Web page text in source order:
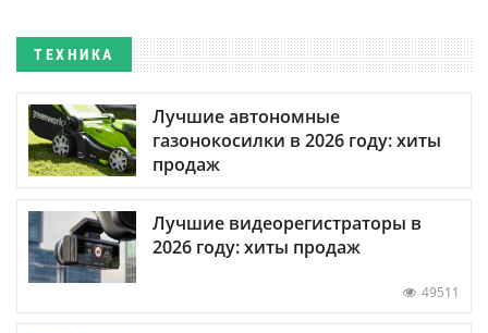
ТЕХНИКА
Лучшие автономные
газонокосилки в 2026 году: хиты
продаж
Лучшие видеорегистраторы в
2026 году: хиты продаж
49511